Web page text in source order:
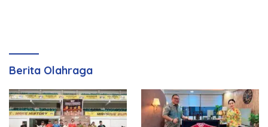
Berita Olahraga